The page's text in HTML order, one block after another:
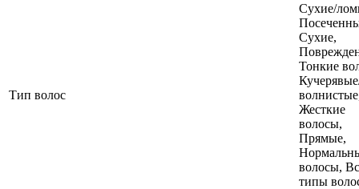
Тип волос
Сухие/
Сухие,
Тонкие
Жесткие
волосы,
Прямые,
волосы,
типы